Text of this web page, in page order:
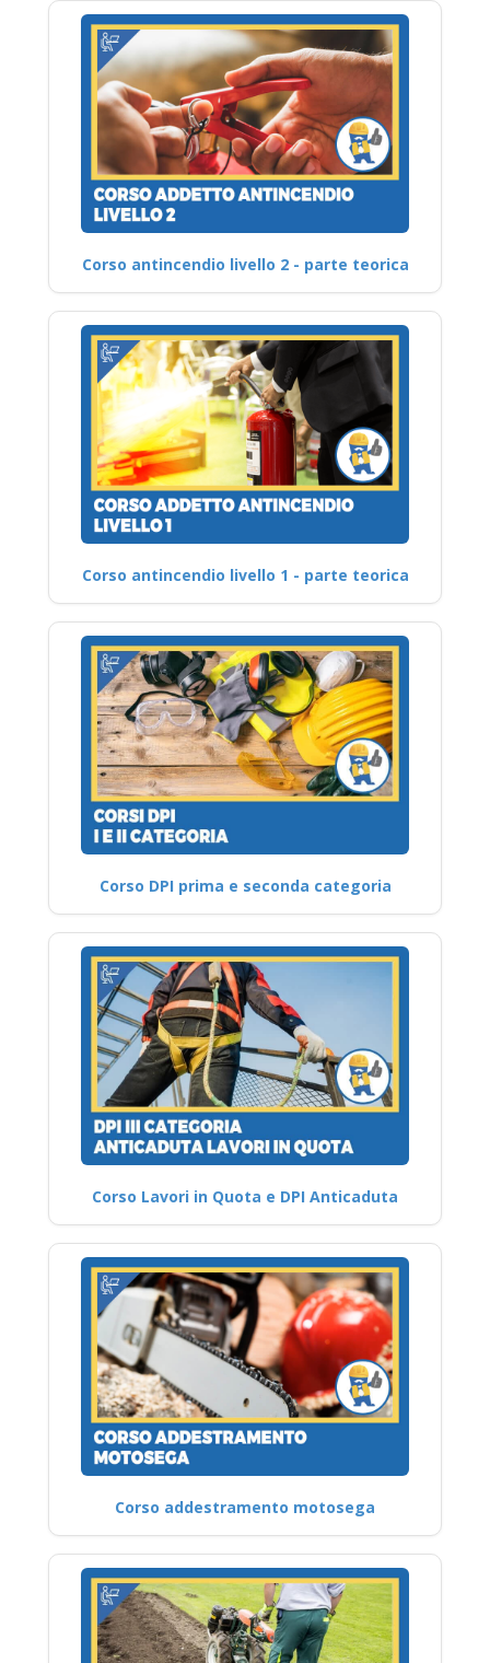
Corso antincendio livello 2 - parte teorica
Corso antincendio livello 1 - parte teorica
Corso DPI prima e seconda categoria
Corso Lavori in Quota e DPI Anticaduta
Corso addestramento motosega